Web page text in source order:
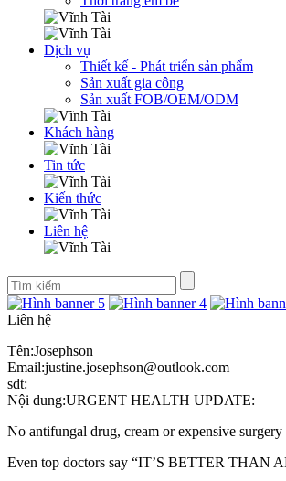
Dịch vụ
Thiết kế - Phát triển sản phẩm
Sản xuất gia công
Sản xuất FOB/OEM/ODM
Khách hàng
Tin tức
Kiến thức
Liên hệ
Liên hệ
Tên:Josephson
Email:justine.josephson@outlook.com
sdt:
Nội dung:URGENT HEALTH UPDATE:
No antifungal drug, cream or expensive
Even top doctors say “IT’S BETTER